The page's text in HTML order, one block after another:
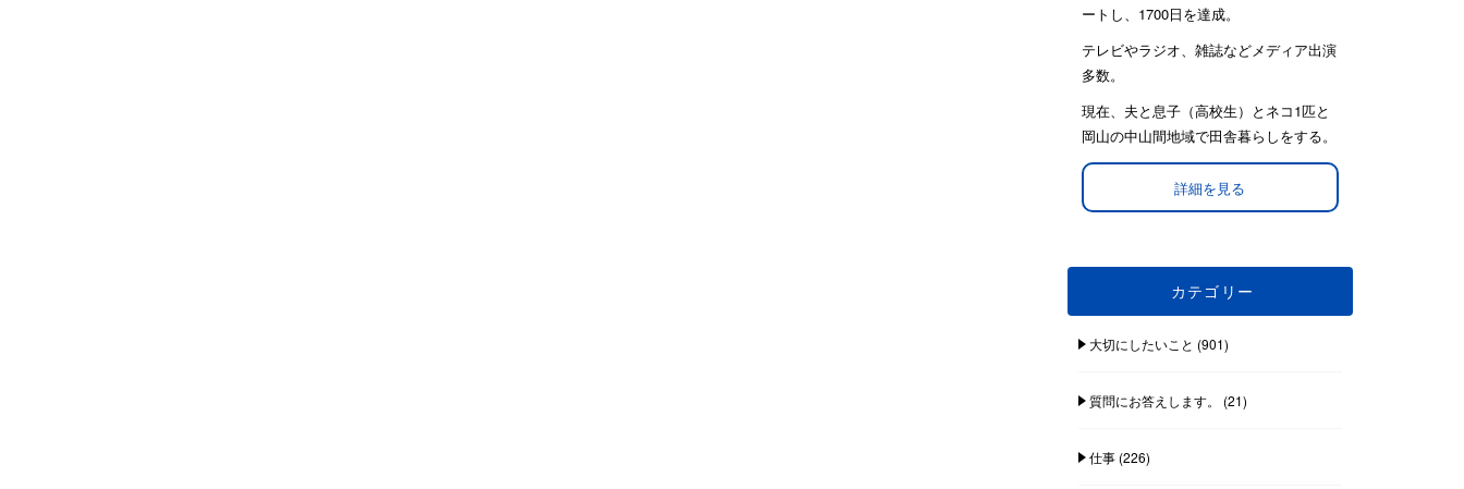
ートし、1700日を達成。
テレビやラジオ、雑誌などメディア出演
多数。
現在、夫と息子（高校生）とネコ1匹と
岡山の中山間地域で田舎暮らしをする。
詳細を見る
カテゴリー
大切にしたいこと (901)
質問にお答えします。 (21)
仕事(226)